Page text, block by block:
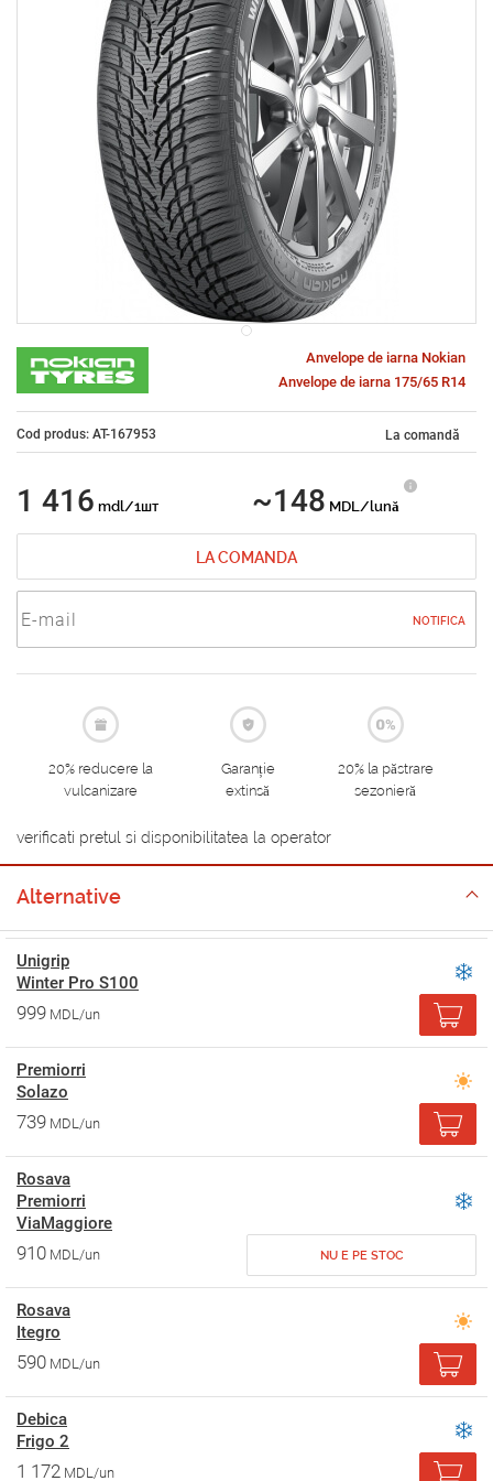
Anvelope de iarna Nokian
Anvelope de iarna 175/65 R14
Cod produs: AT-167953 La comandă
1 416 mdl/1шт ~148 MDL/lună
LA COMANDA
NOTIFICA
20% reducere la
vulcanizare
Garanție
extinsă
20% la păstrare
sezonieră
verificati pretul si disponibilitatea la operator
Alternative
Unigrip
Winter Pro S100
999 MDL/un
Premiorri
Solazo
739 MDL/un
Rosava
Premiorri
ViaMaggiore
910 MDL/un NU E PE STOC
Rosava
Itegro
590 MDL/un
Debica
Frigo 2
1 172 MDL/un